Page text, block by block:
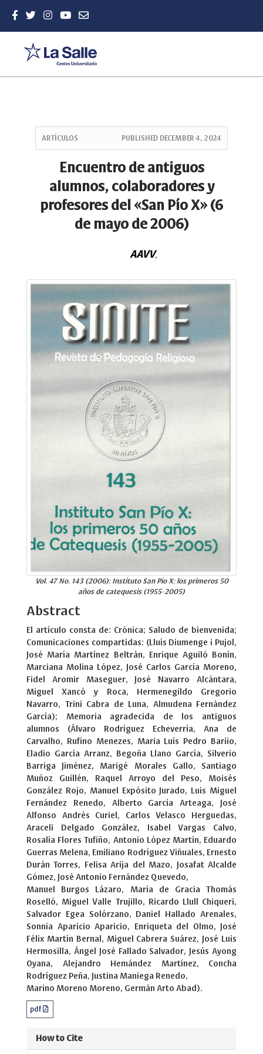
Navigation
ARTÍCULOS PUBLISHED DECEMBER 4, 2024
Encuentro de antiguos
alumnos, colaboradores y
profesores del «San Pío X» (6
de mayo de 2006)
AAVV,
Vol. 47 No. 143 (2006): Instituto San Pío X: los primeros 50
años de catequesis (1955-2005)
Abstract
El artículo consta de: Crónica; Saludo de bienvenida;
Comunicaciones compartidas: (Lluís Diumenge i Pujol,
José María Martínez Beltrán, Enrique Aguiló Bonín,
Marciana Molina López, José Carlos García Moreno,
Fidel Aromir Maseguer, José Navarro Alcántara,
Miguel Xancó y Roca, Hermenegildo Gregorio
Navarro, Trini Cabra de Luna, Almudena Fernández
García); Memoria agradecida de los antiguos
alumnos (Álvaro Rodríguez Echeverría, Ana de
Carvalho, Rufino Menezes, Maria Luís Pedro Bariio,
Eladio García Arranz, Begoña Llano García, Silverio
Barriga Jiménez, Marigé Morales Gallo, Santiago
Muñoz Guillén, Raquel Arroyo del Peso, Moisés
González Rojo, Manuel Expósito Jurado, Luis Miguel
Fernández Renedo, Alberto García Arteaga, José
Alfonso Andrés Curiel, Carlos Velasco Herguedas,
Araceli Delgado González, Isabel Vargas Calvo,
Rosalía Flores Tufiño, Antonio López Martín, Eduardo
Guerras Melena, Emiliano Rodríguez Viñuales, Ernesto
Durán Torres, Felisa Arija del Mazo, Josafat Alcalde
Gómez, José Antonio Fernández Quevedo,
Manuel Burgos Lázaro, María de Gracia Thomás
Roselló, Miguel Valle Trujillo, Ricardo Llull Chiqueri,
Salvador Egea Solórzano, Daniel Hallado Arenales,
Sonnia Aparicio Aparicio, Enriqueta del Olmo, José
Félix Martín Bernal, Miguel Cabrera Suárez, José Luis
Hermosilla, Ángel José Fallado Salvador, Jesús Ayong
Oyana, Alejandro Hemández Martínez, Concha
Rodríguez Peña, Justina Maniega Renedo,
Marino Moreno Moreno, Germán Arto Abad).
pdf
How to Cite